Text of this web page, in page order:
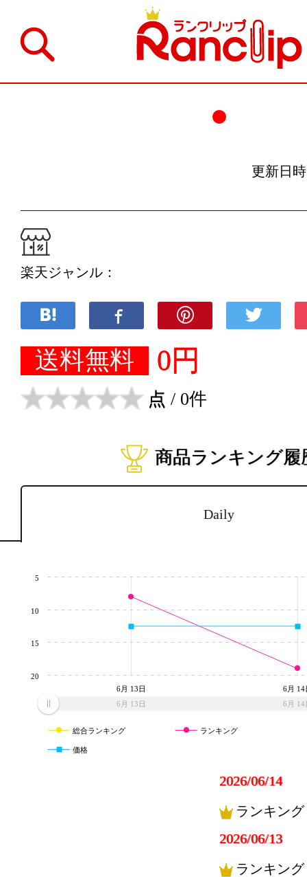
更新日
楽天ジャンル：
送料無料 0円
点 / 0件
商品ランキング履
Daily
6月 13日 6月 14
6月 13日 6月 14
5
10
15
20
総合ランキング ランキング
価格
2026/06/14
ランキン
2026/06/13
ランキン